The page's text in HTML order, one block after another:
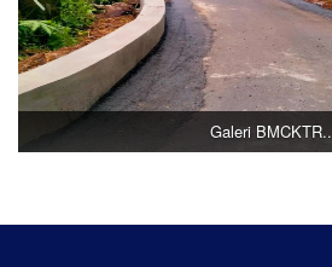
Galeri BMCKTR..